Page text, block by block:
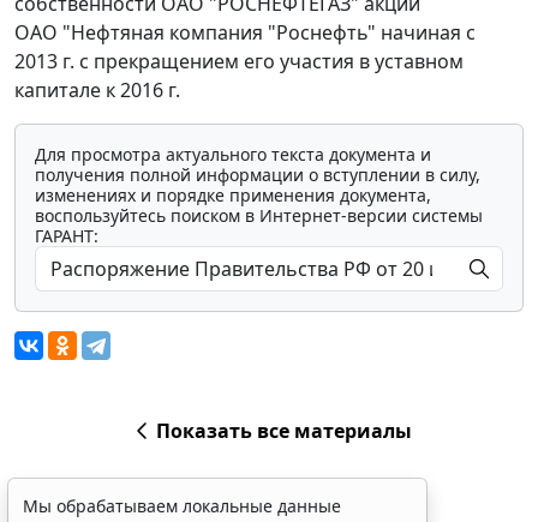
ОАО "Нефтяная компания "Роснефть" начиная с
2013 г. с прекращением его участия в уставном
капитале к 2016 г.
Для просмотра актуального текста документа и
получения полной информации о вступлении в силу,
изменениях и порядке применения документа,
воспользуйтесь поиском в Интернет-версии системы
ГАРАНТ:
Показать все материалы
Мы обрабатываем локальные данные